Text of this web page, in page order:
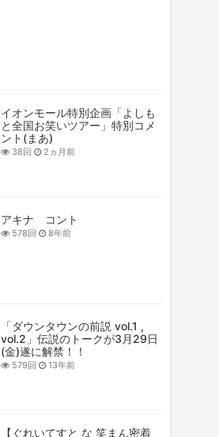
イオンモール特別企画「よしも
と全国お笑いツアー」特別コメ
ント(まあ)
38回 2ヵ月前
アキナ コント
578回 8年前
「ダウンタウンの前説 vol.1 ,
vol.2」伝説のトークが3月29日
(金)遂に解禁！！
579回 13年前
【ぐれいてすと な 笑まん密着